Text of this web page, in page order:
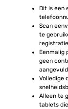
Dit is een
Scan
te
Eenmalig
geen
Volledige
Alleen te
tablets